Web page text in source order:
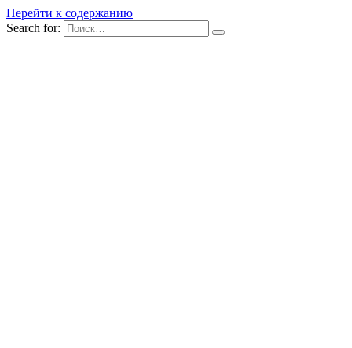
Перейти к содержанию
Search for: